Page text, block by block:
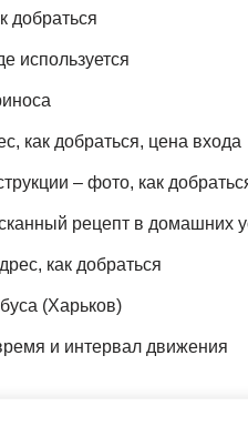
добраться
используется
как добраться, цена входа
– фото, как
рецепт в домашних
как добраться
(Харьков)
и интервал движения